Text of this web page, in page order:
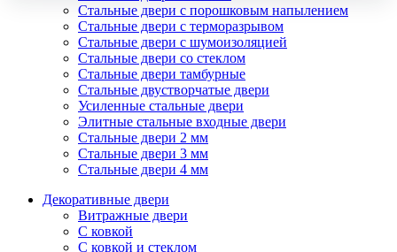
Стальные двери с порошковым напылением
Стальные двери с терморазрывом
Стальные двери с шумоизоляцией
Стальные двери со стеклом
Стальные двери тамбурные
Стальные двустворчатые двери
Усиленные стальные двери
Элитные стальные входные двери
Стальные двери 2 мм
Стальные двери 3 мм
Стальные двери 4 мм
Декоративные двери
Витражные двери
С ковкой
С ковкой и стеклом
использования систем аналитики (например,
Яндекс.Метрика), в соответствии с нашей
обработки персональных данных.
Если вы не хотите, чтобы ваши данные обрабатывались,
настройте ограничения в браузере или покиньте сайт.